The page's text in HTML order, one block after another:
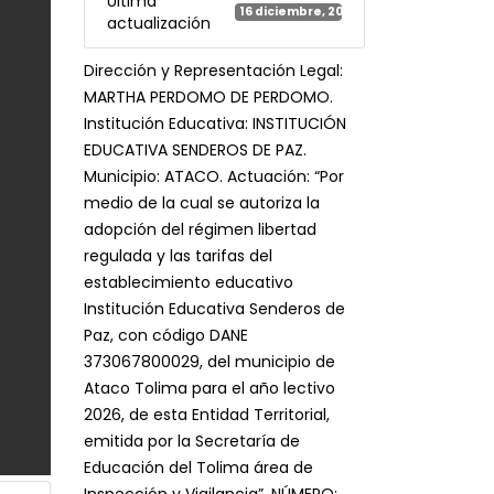
actualización
16 diciembre, 2025
Dirección y Representación Legal:
MARTHA PERDOMO DE PERDOMO.
Institución Educativa: INSTITUCIÓN
EDUCATIVA SENDEROS DE PAZ.
Municipio: ATACO. Actuación: “Por
medio de la cual se autoriza la
adopción del régimen libertad
regulada y las tarifas del
establecimiento educativo
Institución Educativa Senderos de
Paz, con código DANE
373067800029, del municipio de
Ataco Tolima para el año lectivo
2026, de esta Entidad Territorial,
emitida por la Secretaría de
Educación del Tolima área de